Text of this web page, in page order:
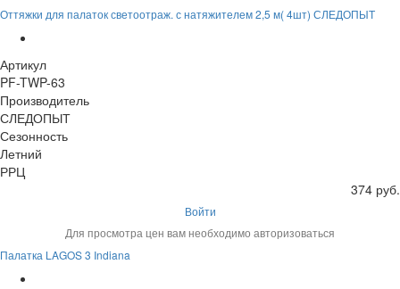
Оттяжки для палаток светоотраж. с натяжителем 2,5 м( 4шт) СЛЕДОПЫТ
Артикул
PF-TWP-63
Производитель
СЛЕДОПЫТ
Сезонность
Летний
РРЦ
374 руб.
Войти
Для просмотра цен вам необходимо авторизоваться
Палатка LAGOS 3 Indiana